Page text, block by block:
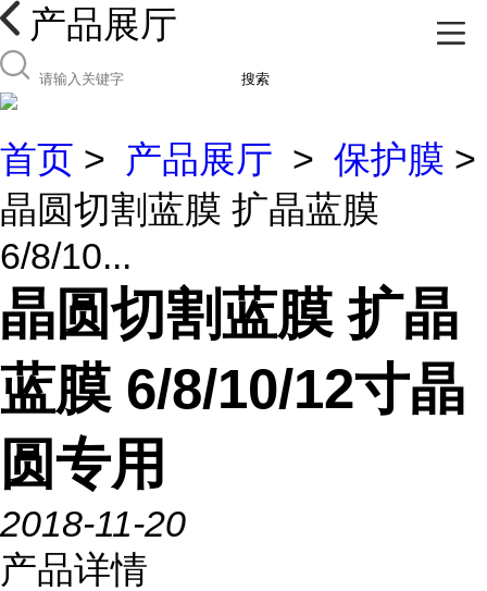
产品展厅
搜索
首页 > 产品展厅 > 保护膜 >
晶圆切割蓝膜 扩晶蓝膜
6/8/10...
晶圆切割蓝膜 扩晶
蓝膜 6/8/10/12寸晶
圆专用
2018-11-20
产品详情